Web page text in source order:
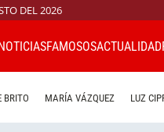
DEL 2026
FAMOSOSACTUALIDAD
BRITO MARÍA VÁZQUEZ LUZ